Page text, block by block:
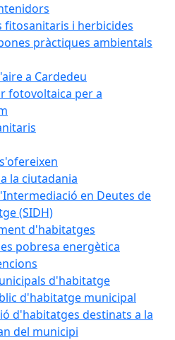
fitosanitaris i herbicides
pràctiques ambientals
a Cardedeu
fotovoltaica per a
la ciutadania
en Deutes de
(SIDH)
d'habitatges
pobresa energètica
d'habitatge
d'habitatge municipal
d'habitatges destinats a la
del municipi